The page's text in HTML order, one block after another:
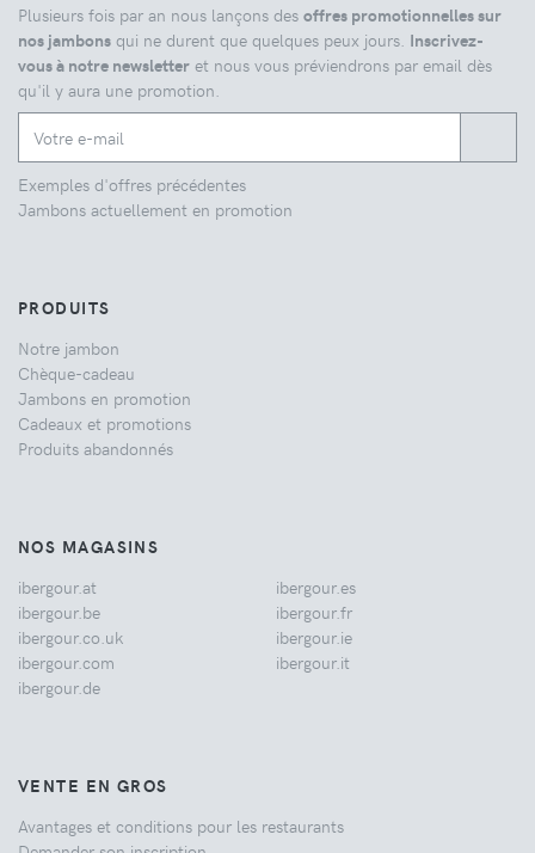
Plusieurs fois par an nous lançons des offres promotionnelles sur
nos jambons qui ne durent que quelques peux jours. Inscrivez-
vous à notre newsletter et nous vous préviendrons par email dès
qu'il y aura une promotion.
Exemples d'offres précédentes
Jambons actuellement en promotion
PRODUITS
Notre jambon
Chèque-cadeau
Jambons en promotion
Cadeaux et promotions
Produits abandonnés
NOS MAGASINS
ibergour.at
ibergour.be
ibergour.co.uk
ibergour.com
ibergour.de
ibergour.es
ibergour.fr
ibergour.ie
ibergour.it
VENTE EN GROS
Avantages et conditions pour les restaurants